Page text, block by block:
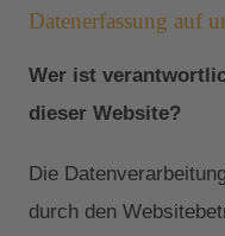
Datenerfassung auf
Wer ist
dieser Website?
Die
durch den